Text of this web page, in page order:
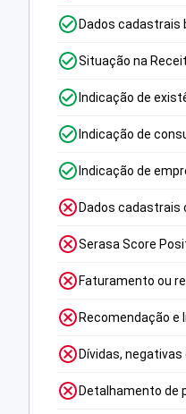
Dados cadastrais
Situação na
Indicação de
Indicação de
Indicação de
Dados cadastrais
Serasa Score
Faturamento ou
Recomendação e
Dívidas,
Detalhamento de